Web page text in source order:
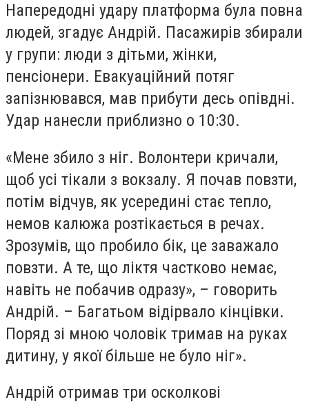
Напередодні удару платформа була повна
людей, згадує Андрій. Пасажирів збирали
у групи: люди з дітьми, жінки,
пенсіонери. Евакуаційний потяг
запізнювався, мав прибути десь опівдні.
Удар нанесли приблизно о 10:30.
«Мене збило з ніг. Волонтери кричали,
щоб усі тікали з вокзалу. Я почав повзти,
потім відчув, як усередині стає тепло,
немов калюжа розтікається в речах.
Зрозумів, що пробило бік, це заважало
повзти. А те, що ліктя частково немає,
навіть не побачив одразу», – говорить
Андрій. – Багатьом відірвало кінцівки.
Поряд зі мною чоловік тримав на руках
дитину, у якої більше не було ніг».
Андрій отримав три осколкові